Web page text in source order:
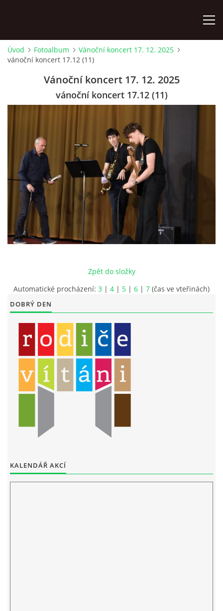
ÚVOD
HUDEBNÍ OBOR
SOUBORY
VÝTVARNÝ OBOR
LITERÁRNĚ DRAMATICKÝ OBOR
DĚTSKÁ UMĚLECKÁ DÍLNA
PRAVIDLA PRO VEŘEJNÉ AKCE ZUŠ STAŇKOV
ÚSPĚCHY NAŠICH ŽÁKŮ
PŘIJÍMACÍ TALENTOVÉ ZKOUŠKY
ÚŘEDNÍ DESKA
PARTNEŘI ZUŠ STAŇKOV
Úvod Fotoalbum
Vánoční koncert 17. 12. 2025
vánoční koncert 17.12 (11)
Vánoční koncert 17. 12. 2025
vánoční koncert 17.12 (11)
Zpět do složky
Automatické procházení: 3 | 4 | 5 | 6 | 7 (čas ve vteřinách)
DOBRÝ DEN
KALENDÁŘ AKCÍ